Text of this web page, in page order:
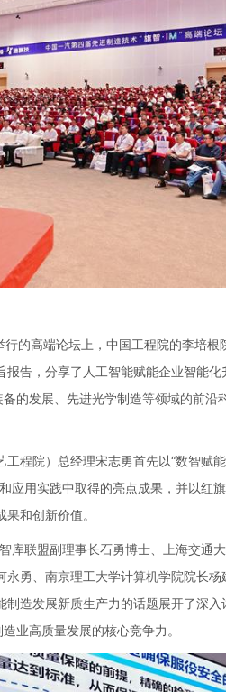
行的高端论坛上，中国工程院的李培根
告，分享了人工智能赋能企业智能
的发展、先进光学制造等领域的前沿
程院）总经理宋志勇首先以“数智赋
应用实践中取得的亮点成果，并以红
和创新价值。
库联盟副理事长石勇博士、上海交通
勇、南京理工大学计算机学院院长
造发展新质生产力的话题展开了深
业高质量发展的核心竞争力。